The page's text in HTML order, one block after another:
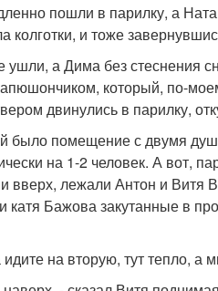
пошли в парилку, а
колготки, и тоже
а Дима без стеснения
который, по-
двинулись в парилку,
было помещение с двумя
на 1-2 человек. А вот,
вверх, лежали Антон и Витя
катя Бажова закутанные в
на вторую, тут тепло,